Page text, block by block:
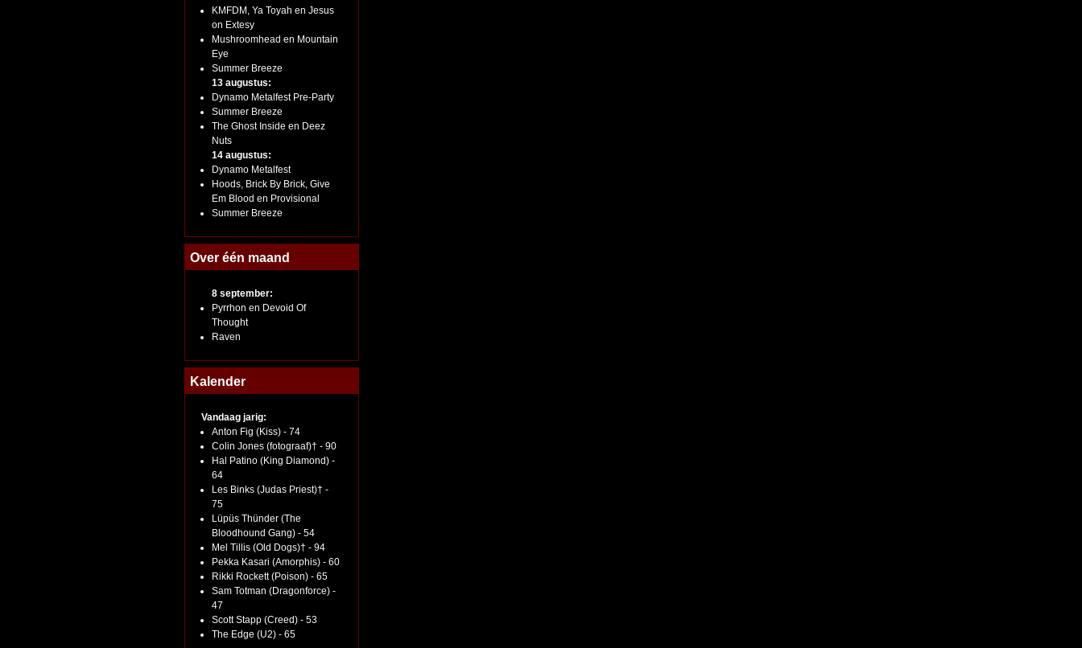
KMFDM, Ya Toyah en Jesus
on Extesy
Mushroomhead en Mountain
Eye
Summer Breeze
13 augustus:
Dynamo Metalfest Pre-Party
Summer Breeze
The Ghost Inside en Deez
Nuts
14 augustus:
Dynamo Metalfest
Hoods, Brick By Brick, Give
Em Blood en Provisional
Summer Breeze
Over één maand
8 september:
Pyrrhon en Devoid Of
Thought
Raven
Kalender
Vandaag jarig:
Anton Fig (Kiss) - 74
Colin Jones (fotograaf)† - 90
Hal Patino (King Diamond) -
64
Les Binks (Judas Priest)† -
75
Lüpüs Thünder (The
Bloodhound Gang) - 54
Mel Tillis (Old Dogs)† - 94
Pekka Kasari (Amorphis) - 60
Rikki Rockett (Poison) - 65
Sam Totman (Dragonforce) -
47
Scott Stapp (Creed) - 53
The Edge (U2) - 65